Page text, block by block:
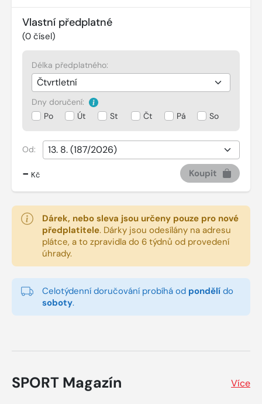
Vlastní předplatné
(0 čísel)
Délka předplatného:
Dny doručení:
Po
Út St Čt Pá So
Od:
- Kč Koupit
Dárek, nebo sleva jsou určeny pouze pro nové
předplatitele. Dárky jsou odesílány na adresu
plátce, a to zpravidla do 6 týdnů od provedení
úhrady.
Celotýdenní doručování probíhá od pondělí do
soboty.
SPORT Magazín Více